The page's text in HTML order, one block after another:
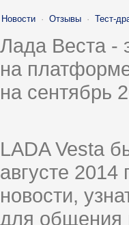
Новости · Отзывы · Тест-
Лада Веста -
на
на сентябрь
LADA Vesta
августе
новости,
для общения